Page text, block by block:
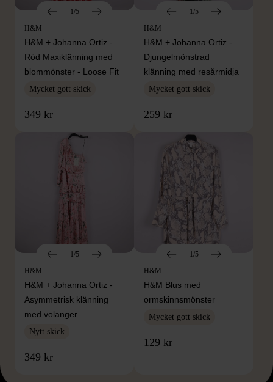
1/5
H&M
H&M + Johanna Ortiz -
Röd Maxiklänning med
blommönster - Loose Fit
Mycket gott skick
349 kr
1/5
H&M
H&M + Johanna Ortiz -
Djungelmönstrad
klänning med resårmidja
Mycket gott skick
259 kr
1/5
H&M
H&M + Johanna Ortiz -
Asymmetrisk klänning
med volanger
Nytt skick
349 kr
1/5
H&M
H&M Blus med
ormskinnsmönster
Mycket gott skick
129 kr